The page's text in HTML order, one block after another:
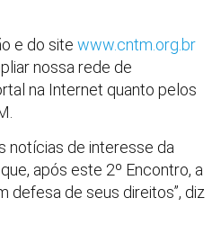
e do site www.cntm.org.br
nossa rede de
na Internet quanto pelos
notícias de interesse da
após este 2º Encontro, a
defesa de seus direitos”, diz